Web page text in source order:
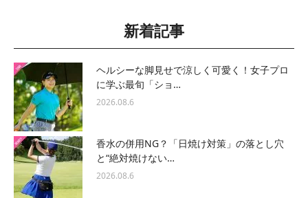
新着記事
ヘルシーな脚見せで涼しく可愛く！女子プロ
に学ぶ最旬「ショ…
2026.08.6
香水の併用NG？「日焼け対策」の落とし穴
と“絶対焼けない…
2026.08.6